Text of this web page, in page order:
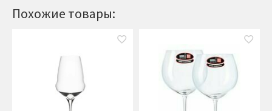
Похожие товары: